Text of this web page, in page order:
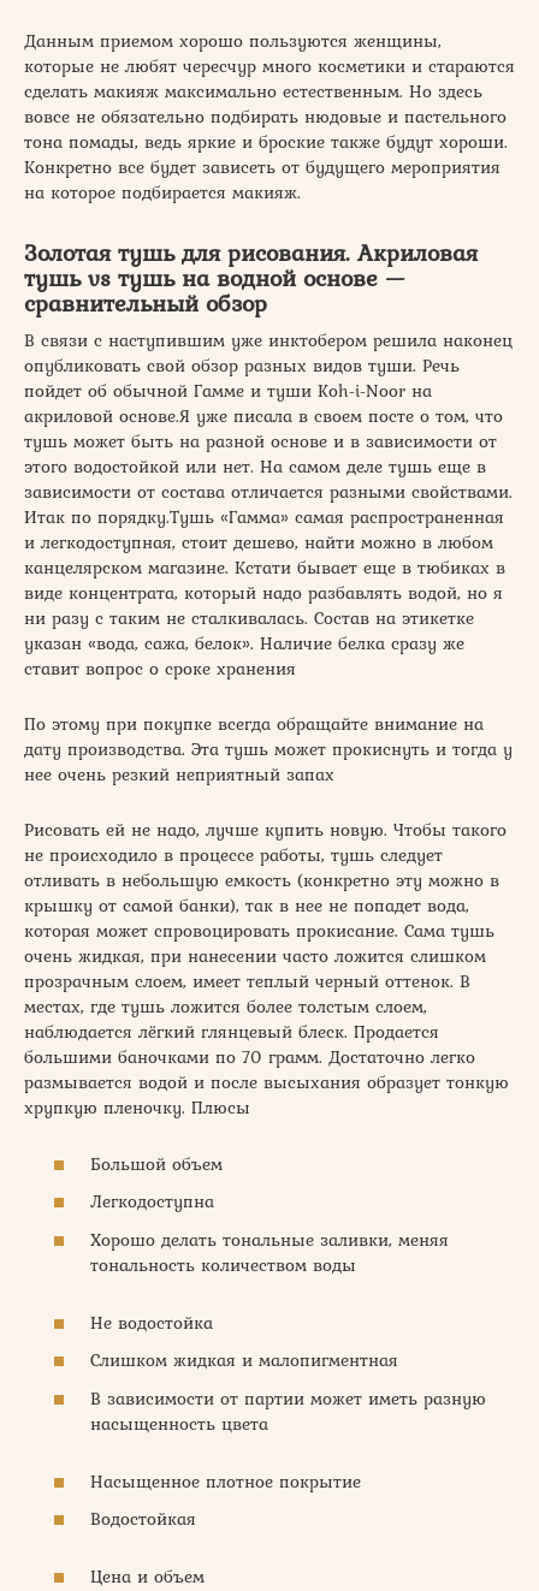
Данным приемом хорошо пользуются женщины,
которые не любят чересчур много косметики и стараются
сделать макияж максимально естественным. Но здесь
вовсе не обязательно подбирать нюдовые и пастельного
тона помады, ведь яркие и броские также будут хороши.
Конкретно все будет зависеть от будущего мероприятия
на которое подбирается макияж.
Золотая тушь для рисования. Акриловая
тушь vs тушь на водной основе —
сравнительный обзор
В связи с наступившим уже инктобером решила наконец
опубликовать свой обзор разных видов туши. Речь
пойдет об обычной Гамме и туши Koh-i-Noor на
акриловой основе.Я уже писала в своем посте о том, что
тушь может быть на разной основе и в зависимости от
этого водостойкой или нет. На самом деле тушь еще в
зависимости от состава отличается разными свойствами.
Итак по порядку.Тушь «Гамма» самая распространенная
и легкодоступная, стоит дешево, найти можно в любом
канцелярском магазине. Кстати бывает еще в тюбиках в
виде концентрата, который надо разбавлять водой, но я
ни разу с таким не сталкивалась. Состав на этикетке
указан «вода, сажа, белок». Наличие белка сразу же
ставит вопрос о сроке хранения
По этому при покупке всегда обращайте внимание на
дату производства. Эта тушь может прокиснуть и тогда у
нее очень резкий неприятный запах
Рисовать ей не надо, лучше купить новую. Чтобы такого
не происходило в процессе работы, тушь следует
отливать в небольшую емкость (конкретно эту можно в
крышку от самой банки), так в нее не попадет вода,
которая может спровоцировать прокисание. Сама тушь
очень жидкая, при нанесении часто ложится слишком
прозрачным слоем, имеет теплый черный оттенок. В
местах, где тушь ложится более толстым слоем,
наблюдается лёгкий глянцевый блеск. Продается
большими баночками по 70 грамм. Достаточно легко
размывается водой и после высыхания образует тонкую
хрупкую пленочку. Плюсы
Большой объем
Легкодоступна
Хорошо делать тональные заливки, меняя
тональность количеством воды
Не водостойка
Слишком жидкая и малопигментная
В зависимости от партии может иметь разную
насыщенность цвета
Насыщенное плотное покрытие
Водостойкая
Цена и объем